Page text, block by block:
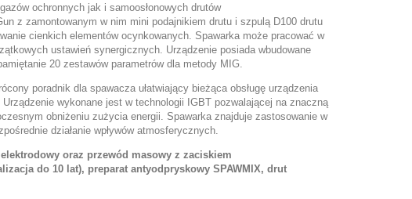
ochronnych jak i samoosłonowych drutów
z zamontowanym w nim mini podajnikiem drutu i szpulą D100 drutu
cienkich elementów ocynkowanych. Spawarka może pracować w
ustawień synergicznych. Urządzenie posiada wbudowane
20 zestawów parametrów dla metody MIG.
poradnik dla spawacza ułatwiający bieżąca obsługę urządzenia
wykonane jest w technologii IGBT pozwalającej na znaczną
obniżeniu zużycia energii. Spawarka znajduje zastosowanie w
działanie wpływów atmosferycznych.
oraz przewód masowy z zaciskiem
do 10 lat), preparat antyodpryskowy SPAWMIX, drut